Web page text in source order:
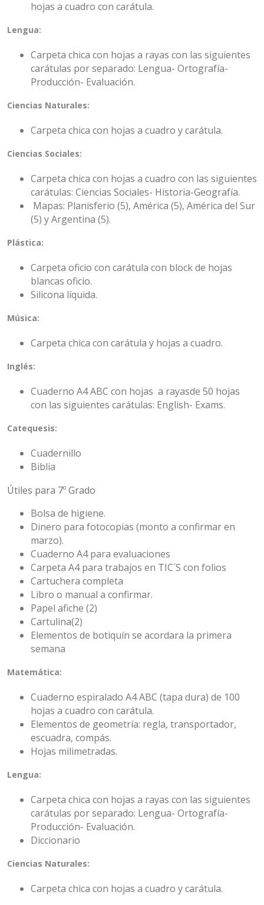
hojas a cuadro con carátula.
Lengua:
Carpeta chica con hojas a rayas con las siguientes
carátulas por separado: Lengua- Ortografía-
Producción- Evaluación.
Ciencias Naturales:
Carpeta chica con hojas a cuadro y carátula.
Ciencias Sociales:
Carpeta chica con hojas a cuadro con las siguientes
carátulas: Ciencias Sociales- Historia-Geografía.
Mapas: Planisferio (5), América (5), América del Sur
(5) y Argentina (5).
Plástica:
Carpeta oficio con carátula con block de hojas
blancas oficio.
Silicona líquida.
Música:
Carpeta chica con carátula y hojas a cuadro.
Inglés:
Cuaderno A4 ABC con hojas a rayasde 50 hojas
con las siguientes carátulas: English- Exams.
Catequesis:
Cuadernillo
Biblia
Útiles para 7º Grado
Bolsa de higiene.
Dinero para fotocopias (monto a confirmar en
marzo).
Cuaderno A4 para evaluaciones
Carpeta A4 para trabajos en TIC´S con folios
Cartuchera completa
Libro o manual a confirmar.
Papel afiche (2)
Cartulina(2)
Elementos de botiquín se acordara la primera
semana
Matemática:
Cuaderno espiralado A4 ABC (tapa dura) de 100
hojas a cuadro con carátula.
Elementos de geometría: regla, transportador,
escuadra, compás.
Hojas milimetradas.
Lengua:
Carpeta chica con hojas a rayas con las siguientes
carátulas por separado: Lengua- Ortografía-
Producción- Evaluación.
Diccionario
Ciencias Naturales:
Carpeta chica con hojas a cuadro y carátula.